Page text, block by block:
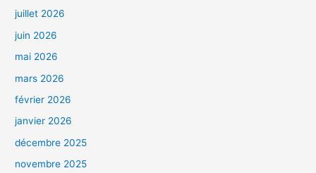
juillet 2026
juin 2026
mai 2026
mars 2026
février 2026
janvier 2026
décembre 2025
novembre 2025